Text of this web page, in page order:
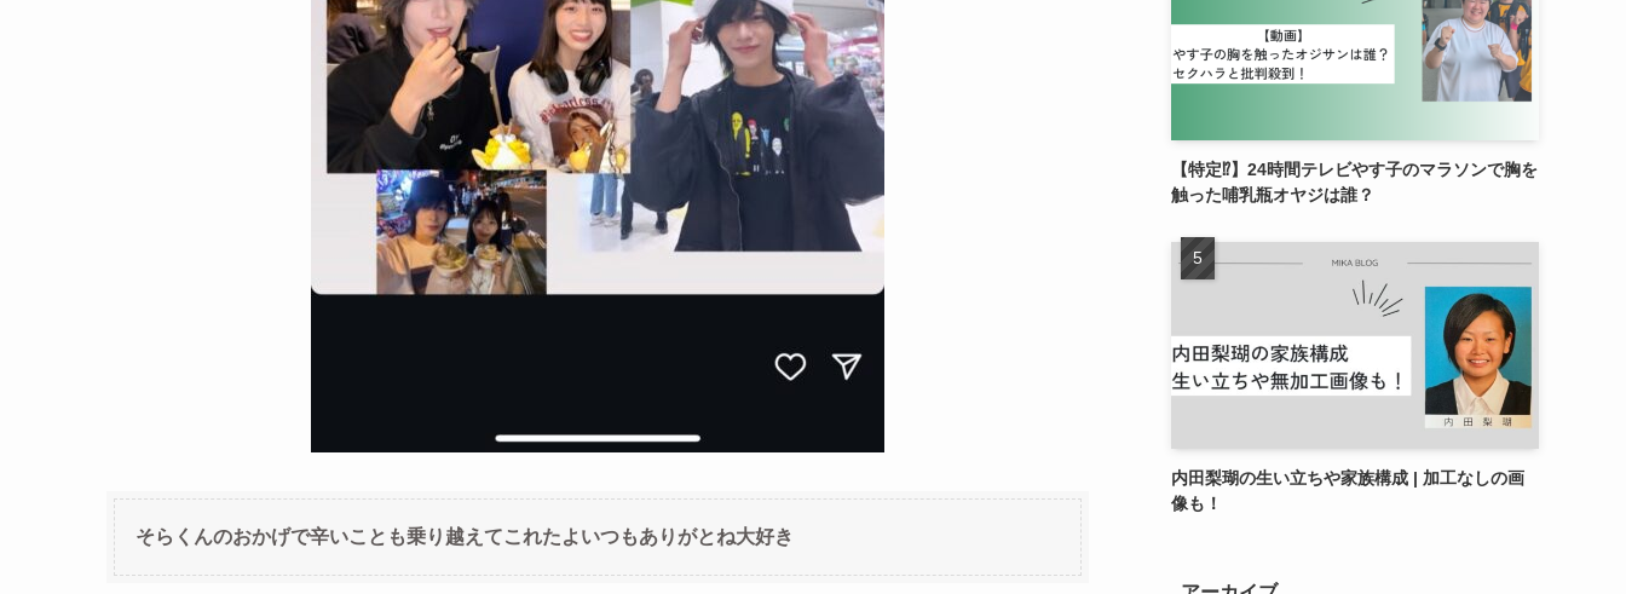
そらくんのおかげで辛いことも乗り越えてこれたよいつもありがとね大好き
【特定⁉︎】24時間テレビやす子のマラソンで胸を
触った哺乳瓶オヤジは誰？
内田梨瑚の生い立ちや家族構成 | 加工なしの画
像も！